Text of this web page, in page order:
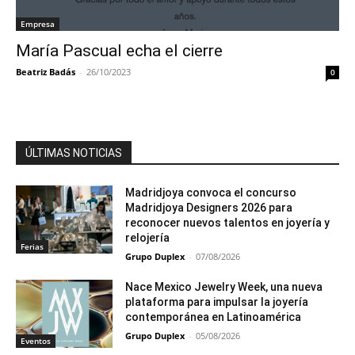
Empresa
María Pascual echa el cierre
Beatriz Badás - 26/10/2023 0
ÚLTIMAS NOTICIAS
Ferias
Madridjoya convoca el concurso
Madridjoya Designers 2026 para
reconocer nuevos talentos en joyería y
relojería
Grupo Duplex - 07/08/2026
Eventos
Nace Mexico Jewelry Week, una nueva
plataforma para impulsar la joyería
contemporánea en Latinoamérica
Grupo Duplex - 05/08/2026